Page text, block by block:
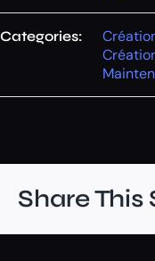
Categories:
Share